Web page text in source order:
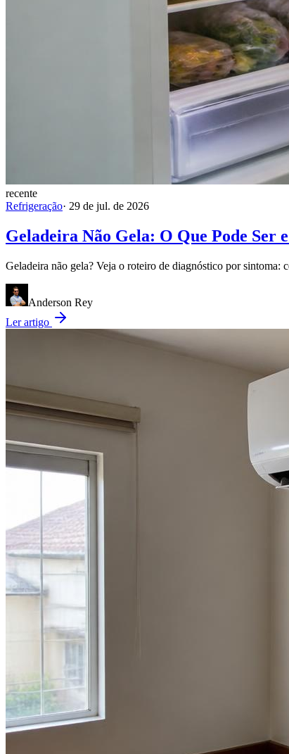
recente
Refrigeração· 29 de jul. de 2026
Geladeira Não Gela: O Que Pode Ser
Geladeira não gela? Veja o roteiro de diagnóstico por sintoma:
Anderson Rey
Ler artigo